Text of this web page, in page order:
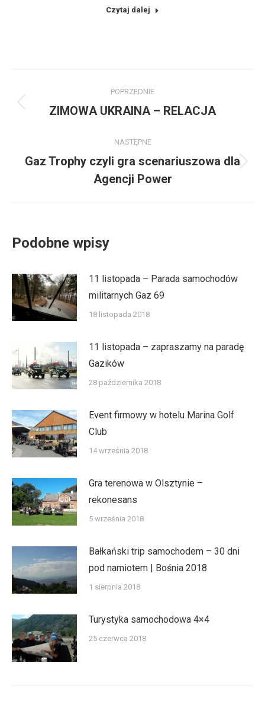
Czytaj dalej
wpisów
POPRZEDNIE
Poprzedni
ZIMOWA UKRAINA – RELACJA
NASTĘPNE
Następny
wpis:
Gaz Trophy czyli gra scenariuszowa dla
Agencji Power
Podobne wpisy
11 listopada – Parada samochodów
militarnych Gaz 69
18 listopada 2018
11 listopada – zapraszamy na paradę
Gazików
28 października 2018
Event firmowy w hotelu Marina Golf
Club
14 września 2018
Gra terenowa w Olsztynie –
rekonesans
5 września 2018
Bałkański trip samochodem – 30 dni
pod namiotem | Bośnia 2018
1 sierpnia 2018
Turystyka samochodowa 4×4
25 czerwca 2018